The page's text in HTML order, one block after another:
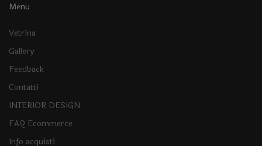
Menu
Vetrina
Gallery
Feedback
Contatti
INTERIOR DESIGN
FAQ Ecommerce
Info acquisti